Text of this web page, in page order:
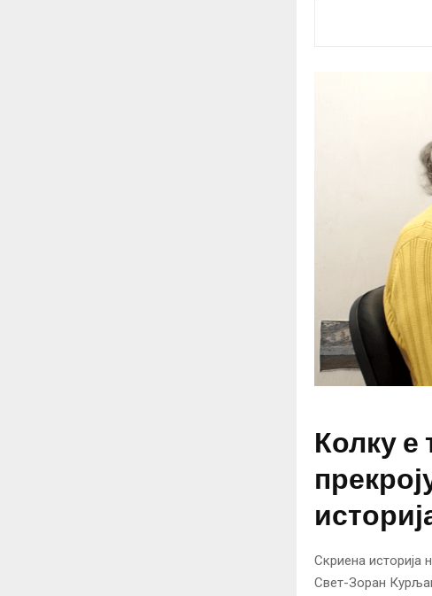
Колку е
Скриена
Свет-Зоран